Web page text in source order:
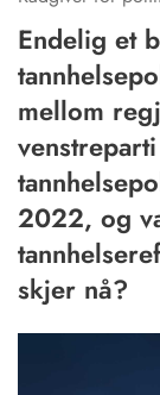
Endelig et
mellom
2022, og
skjer nå?